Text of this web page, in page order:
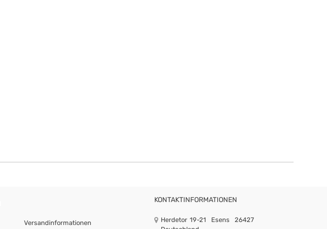
Versandinformationen
KONTAKTINFORMATIONEN
Herdetor 19-21 Esens
26427